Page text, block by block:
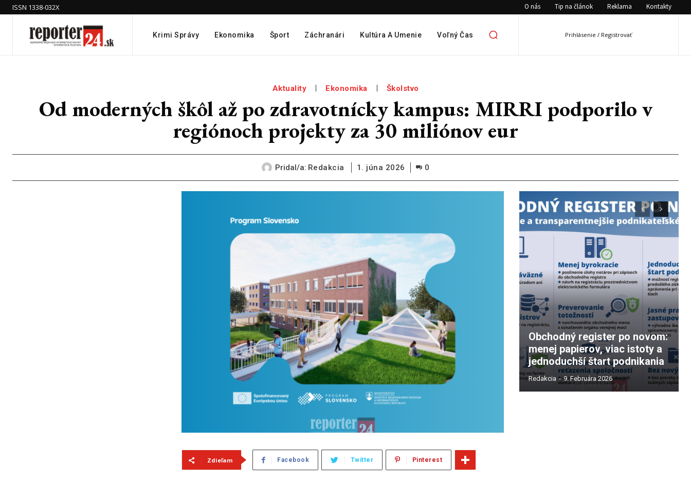
ISSN 1338-032X O nás Tip na článok Reklama Kontakty
Krimi Správy Ekonomika Šport Záchranári Kultúra A Umenie Voľný Čas Prihlásenie / Registrovať
Aktuality Ekonomika Školstvo
Od moderných škôl až po zdravotnícky kampus: MIRRI podporilo v
regiónoch projekty za 30 miliónov eur
Pridal/a: Redakcia 1. júna 2026 0
Zdieľam Facebook Twitter Pinterest
Obchodný register po novom:
menej papierov, viac istoty a
jednoduchší štart podnikania
Redakcia - 9. Februára 2026